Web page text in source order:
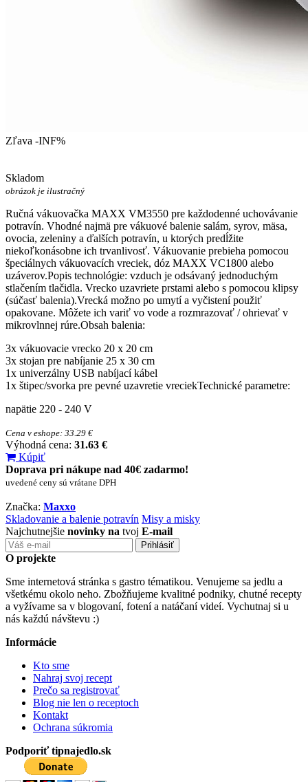
Zľava -INF%
Skladom
obrázok je ilustračný
Ručná vákuovačka MAXX VM3550 pre každodenné uchovávanie
potravín. Vhodné najmä pre vákuové balenie salám, syrov, mäsa,
ovocia, zeleniny a ďalších potravín, u ktorých predĺžite
niekoľkonásobne ich trvanlivosť. Vákuovanie prebieha pomocou
špeciálnych vákuovacích vreciek, dóz MAXX VC1800 alebo
uzáverov.Popis technológie: vzduch je odsávaný jednoduchým
stlačením tlačidla. Vrecko uzavriete prstami alebo s pomocou klipsy
(súčasť balenia).Vrecká možno po umytí a vyčistení použiť
opakovane. Môžete ich variť vo vode a rozmrazovať / ohrievať v
mikrovlnnej rúre.Obsah balenia:
3x vákuovacie vrecko 20 x 20 cm
3x stojan pre nabíjanie 25 x 30 cm
1x univerzálny USB nabíjací kábel
1x štipec/svorka pre pevné uzavretie vreciekTechnické parametre:
napätie 220 - 240 V
Cena v eshope: 33.29 €
Výhodná cena: 31.63 €
Kúpiť
Doprava pri nákupe nad 40€ zadarmo!
uvedené ceny sú vrátane DPH
Značka: Maxxo
Skladovanie a balenie potravín Misy a misky
Najchutnejšie novinky na tvoj E-mail
O projekte
Sme internetová stránka s gastro tématikou. Venujeme sa jedlu a
všetkému okolo neho. Zbožňujeme kvalitné podniky, chutné recepty
a vyžívame sa v blogovaní, fotení a natáčaní videí. Vychutnaj si u
nás každú návštevu :)
Informácie
Kto sme
Nahraj svoj recept
Prečo sa registrovať
Blog nie len o receptoch
Kontakt
Ochrana súkromia
Podporiť tipnajedlo.sk